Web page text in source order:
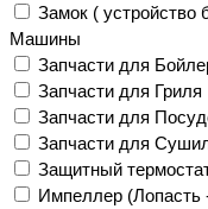
Замок ( устройство
Машины
Запчасти для
Запчасти для Гриля
Запчасти для
Запчасти для
Защитный
Импеллер (Лопасть